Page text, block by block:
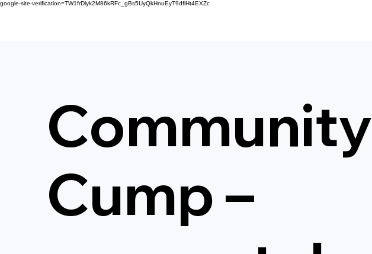
google-site-verification=TW1frDlyk2M86kRFc_gBs5UyQkHnuEyT9dflHt4EXZc
Community
Cump –